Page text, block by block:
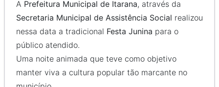
A Prefeitura Municipal de Itarana, através da
Secretaria Municipal de Assistência Social realizou
nessa data a tradicional Festa Junina para o
público atendido.
Uma noite animada que teve como objetivo
manter viva a cultura popular tão marcante no